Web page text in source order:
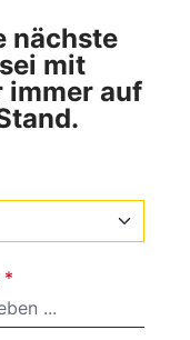
nächste
mit
immer auf
*